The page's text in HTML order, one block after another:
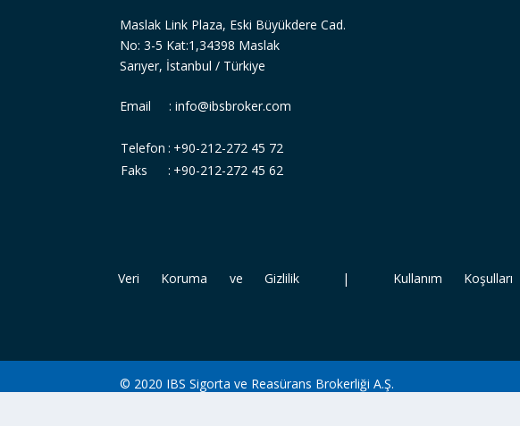
Maslak Link Plaza, Eski Büyükdere Cad.
No: 3-5 Kat:1,34398 Maslak
Sarıyer, İstanbul / Türkiye
Email : info@ibsbroker.com
Telefon : +90-212-272 45 72
Faks
: +90-212-272 45 62
Veri Koruma ve Gizlilik| Kullanım Koşulları
© 2020 IBS Sigorta ve Reasürans Brokerliği A.Ş.